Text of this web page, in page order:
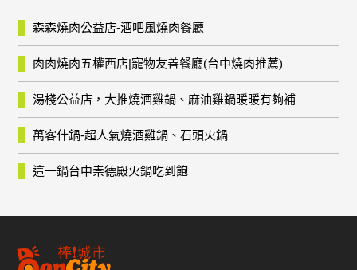
森森燒肉公益店-酒吧風燒肉餐廳
肉肉燒肉五權西店|寵物友善餐廳(台中燒肉推薦)
湯棧公益店，大推燒酒雞鍋、麻油雞鍋暖暖有夠補
萬客什鍋-超人氣燒酒雞鍋、石頭火鍋
這一鍋台中崇德殿火鍋吃到飽